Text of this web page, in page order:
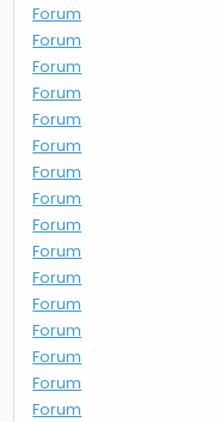
Forum
Forum
Forum
Forum
Forum
Forum
Forum
Forum
Forum
Forum
Forum
Forum
Forum
Forum
Forum
Forum